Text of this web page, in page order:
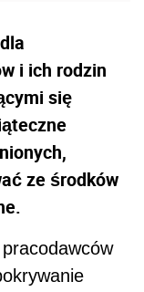
i ich rodzin
się
ze środków